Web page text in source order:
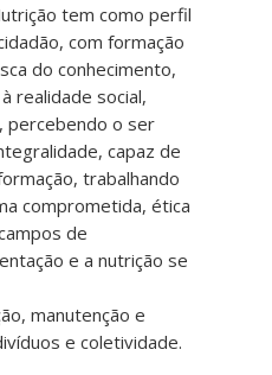
tem como perfil
com formação
do conhecimento,
realidade social,
percebendo o ser
capaz de
trabalhando
comprometida, ética
de
e a nutrição se
manutenção e
e coletividade.